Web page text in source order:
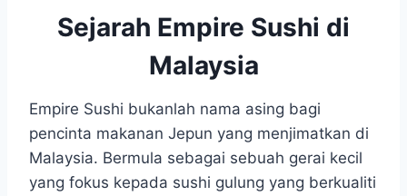
Sejarah Empire Sushi di
Malaysia
Empire Sushi bukanlah nama asing bagi
pencinta makanan Jepun yang menjimatkan di
Malaysia. Bermula sebagai sebuah gerai kecil
yang fokus kepada sushi gulung yang berkualiti